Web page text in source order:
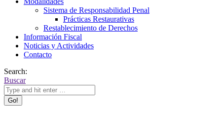
Sistema de Responsabilidad Penal
Prácticas Restaurativas
Restablecimiento de Derechos
Información Fiscal
Noticias y Actividades
Contacto
Search:
Buscar